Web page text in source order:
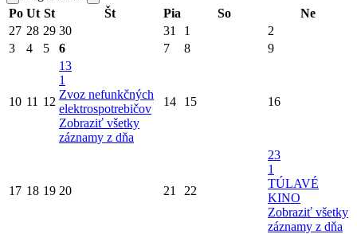
Po Ut St Št Pia So
Ne
27 28 29 30 31 1
2
3
4 5 6 7 8 9
10 11 12
13
1
Zvoz nefunkčných
elektrospotrebičov
Zobraziť všetky
záznamy z dňa
14 15 16
17 18 19 20 21 22
23
1
TÚLAVÉ
KINO
Zobraziť všetky
záznamy z dňa